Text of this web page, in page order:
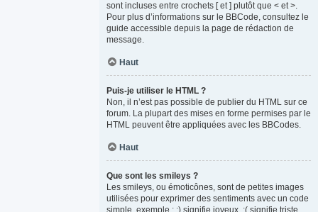
sont incluses entre crochets [ et ] plutôt que < et >.
Pour plus d’informations sur le BBCode, consultez le
guide accessible depuis la page de rédaction de
message.
Haut
Puis-je utiliser le HTML ?
Non, il n’est pas possible de publier du HTML sur ce
forum. La plupart des mises en forme permises par le
HTML peuvent être appliquées avec les BBCodes.
Haut
Que sont les smileys ?
Les smileys, ou émoticônes, sont de petites images
utilisées pour exprimer des sentiments avec un code
simple, exemple : :) signifie joyeux, :( signifie triste.